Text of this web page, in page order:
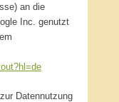
an die
Inc. genutzt
Datennutzung